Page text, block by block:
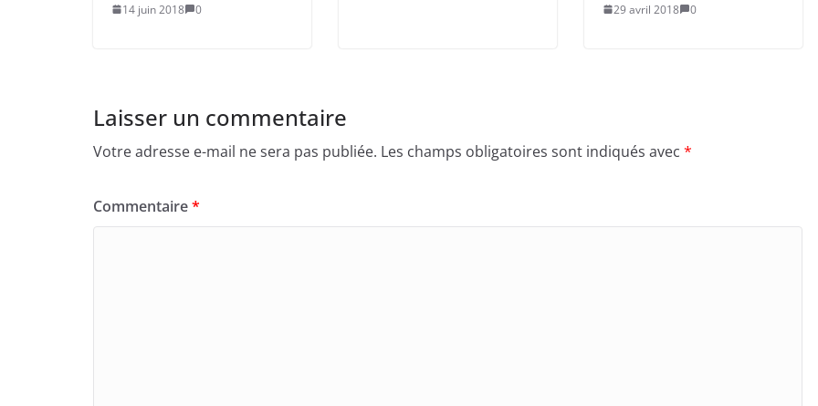
14 juin 2018 0 29 avril 2018 0
Laisser un commentaire
Votre adresse e-mail ne sera pas publiée. Les champs obligatoires sont indiqués avec *
Commentaire*